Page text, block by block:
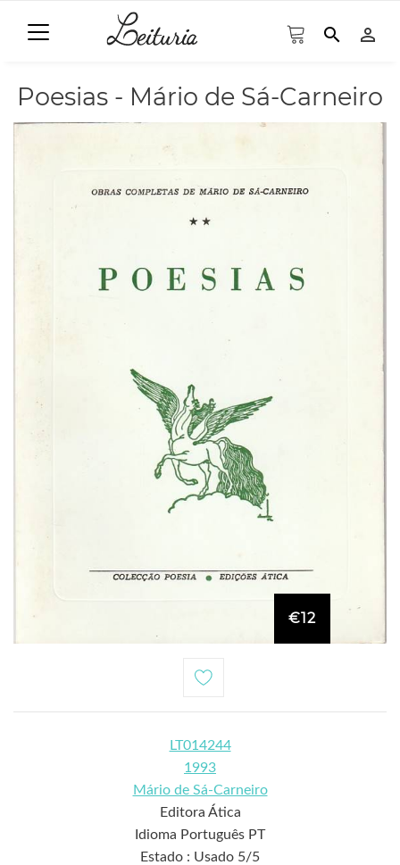
search person_outline
Poesias - Mário de Sá-Carneiro
€12
LT014244
1993
Mário de Sá-Carneiro
Editora Ática
Idioma Português PT
Estado : Usado 5/5